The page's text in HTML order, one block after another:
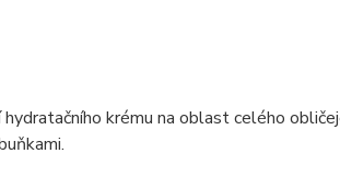
krému na oblast celého